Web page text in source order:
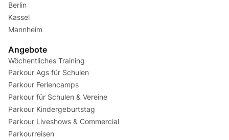
Berlin
Kassel
Mannheim
Angebote
Wöchentliches Training
Parkour Ags für Schulen
Parkour Feriencamps
Parkour für Schulen & Vereine
Parkour Kindergeburtstag
Parkour Liveshows & Commercial
Parkourreisen